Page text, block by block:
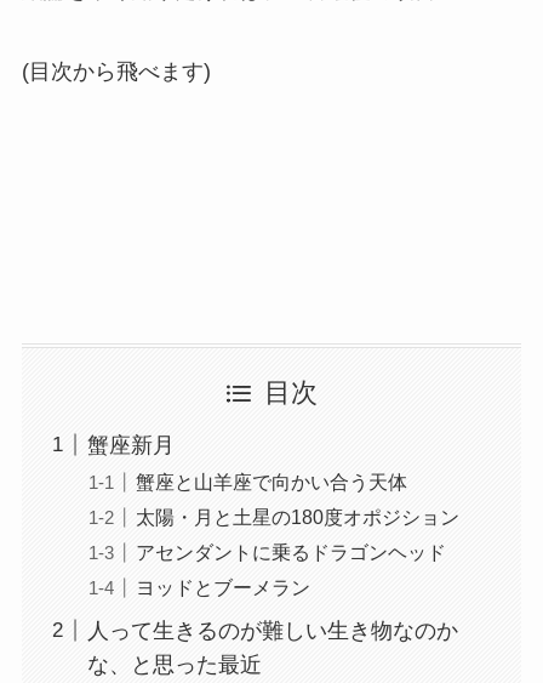
(目次から飛べます)
目次
蟹座新月
蟹座と山羊座で向かい合う天体
太陽・月と土星の180度オポジション
アセンダントに乗るドラゴンヘッド
ヨッドとブーメラン
人って生きるのが難しい生き物なのか
な、と思った最近